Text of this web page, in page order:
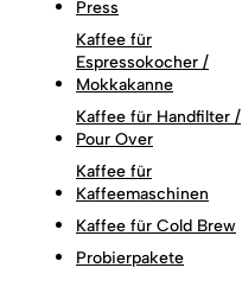
Press
Kaffee für
Espressokocher /
Mokkakanne
Kaffee für Handfilter /
Pour Over
Kaffee für
Kaffeemaschinen
Kaffee für Cold Brew
Probierpakete